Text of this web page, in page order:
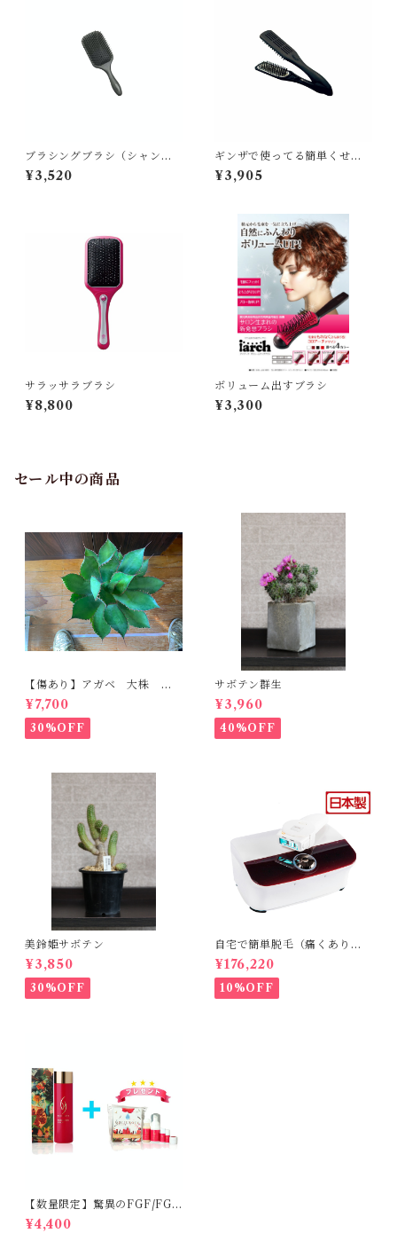
ブラシングブラシ（シャンプ
ー前用）
¥3,520
ギンザで使ってる簡単くせ毛
伸ばしブラシ
¥3,905
サラッサラブラシ
¥8,800
ボリューム出すブラシ
¥3,300
セール中の商品
【傷あり】アガベ 大株 ボ
ビコルヌータ カウズホーン
¥7,700
30%OFF
サボテン群生
¥3,960
40%OFF
美鈴姫サボテン
¥3,850
30%OFF
自宅で簡単脱毛（痛くありま
せん。byエトウ）
¥176,220
10%OFF
【数量限定】驚異のFGF/FGF
アンチエイジング化粧水
¥4,400